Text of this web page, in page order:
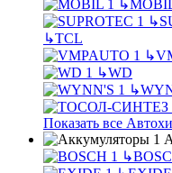
↳
↳
↳TCL
↳
↳WD
↳
Показать все
↳